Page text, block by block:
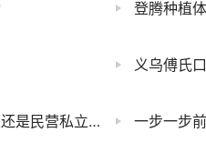
登腾种植
义乌傅氏
民营私立？ 一步一步前